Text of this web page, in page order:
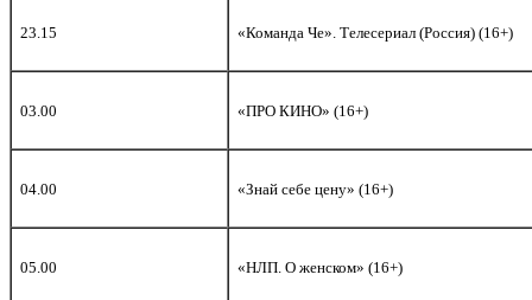
23.15 «Команда Че». Телесериал (Россия) (16+)
03.00 «ПРО КИНО» (16+)
04.00 «Знай себе цену» (16+)
05.00 «НЛП. О женском» (16+)